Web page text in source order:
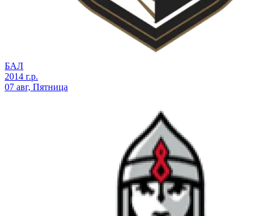
БАЛ
2014 г.р.
07 авг, Пятница